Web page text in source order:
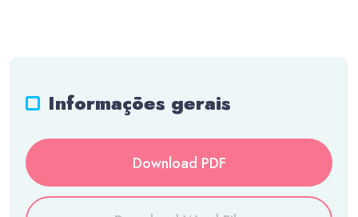
Informações gerais
Download PDF